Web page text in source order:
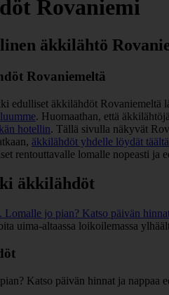
Rovaniemi
äkkilähtö
Rovaniemeltä
edulliset äkkilähdöt Rovaniemeltä
. Huomaathan, että
hotellin. Tällä sivulla näkyvät
äkkilähdöt yhdelle löydät täältä
rentouttavalle lomalle nopeasti
äkkilähdöt
jo pian? Katso päivän
Katso päivän hinnat ja nappaa